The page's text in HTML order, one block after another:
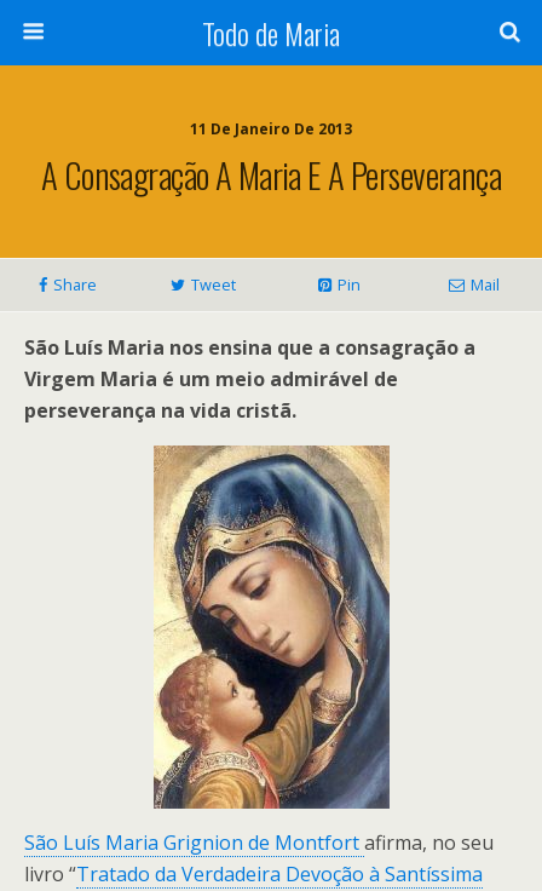
Todo de Maria
11 De Janeiro De 2013
A Consagração A Maria E A Perseverança
Share Tweet Pin Mail
São Luís Maria nos ensina que a consagração a
Virgem Maria é um meio admirável de
perseverança na vida cristã.
São Luís Maria Grignion de Montfortafirma, no seu
livro “Tratado da Verdadeira Devoção à Santíssima